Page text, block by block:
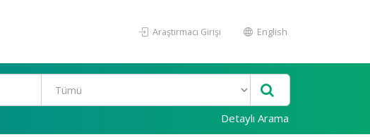
Araştırmacı Girişi English
Detaylı Arama